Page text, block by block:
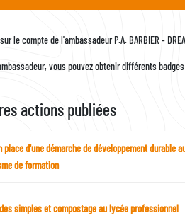
le compte de l'ambassadeur P.A. BARBIER -
vous pouvez obtenir différents
actions publiées
place d'une démarche de développement durable
de formation
simples et compostage au lycée professionnel